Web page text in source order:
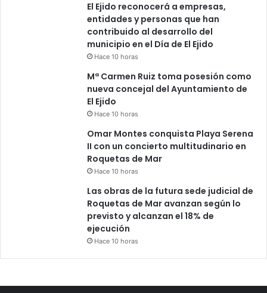
El Ejido reconocerá a empresas,
entidades y personas que han
contribuido al desarrollo del
municipio en el Día de El Ejido
Hace 10 horas
Mª Carmen Ruiz toma posesión como
nueva concejal del Ayuntamiento de
El Ejido
Hace 10 horas
Omar Montes conquista Playa Serena
II con un concierto multitudinario en
Roquetas de Mar
Hace 10 horas
Las obras de la futura sede judicial de
Roquetas de Mar avanzan según lo
previsto y alcanzan el 18% de
ejecución
Hace 10 horas